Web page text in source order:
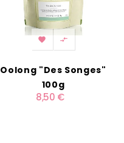
 
Oolong "Des Songes"
100g
8,50 €